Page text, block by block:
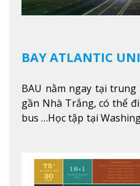
BAY ATLANTIC
BAU nằm ngay tại
gần Nhà Trắng, có thể
bus …Học tập tại
nghiệp ở Mỹ, #7 thành
Xem thêm